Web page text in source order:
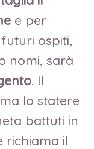
e per
ospiti,
nomi, sarà
. Il
lo statere
battuti in
richiama il